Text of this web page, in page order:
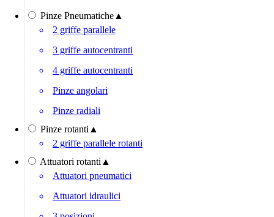
Pinze Pneumatiche ▲
2 griffe parallele
3 griffe autocentranti
4 griffe autocentranti
Pinze angolari
Pinze radiali
Pinze rotanti ▲
2 griffe parallele rotanti
Attuatori rotanti ▲
Attuatori pneumatici
Attuatori idraulici